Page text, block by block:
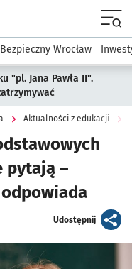
Dla mieszkańca
Bezpieczny Wrocław
"pl. Jana Pawła II".
Aktualności z edukacji
pytają –
Udostępnijartykuł